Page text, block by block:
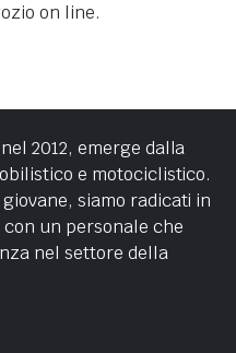
on line.
2012, emerge dalla
e motociclistico.
siamo radicati in
un personale che
nel settore della